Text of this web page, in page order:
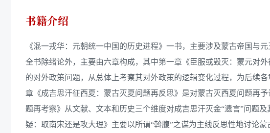
书籍介绍
《混一戎华：元朝统一中国的历史进程》一书，主要涉及蒙古帝国与元
全书除绪论外，主要由六章构成，其中第一章《臣服或毁灭：蒙元对
的对外政策问题，从总体上考察其对外政策的逻辑变化过程，为后续
章《成吉思汗征西夏：蒙古灭夏问题再反思》是对蒙古灭西夏问题再
题再考察》从文献、文本和历史三个维度对成吉思汗灭金“遗言”问题
疑：取南宋还是攻大理》主要以所谓“斡腹”之谋为主线反思性地讨论